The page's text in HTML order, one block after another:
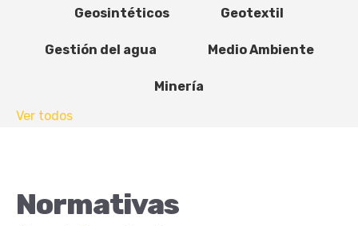
Geosintéticos Geotextil
Gestión del agua Medio Ambiente
Minería
Ver todos
Normativas